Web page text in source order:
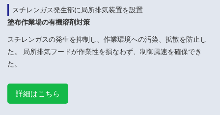
スチレンガス発生部に局所排気装置を設置
塗布作業場の有機溶剤対策
スチレンガスの発生を抑制し、作業環境への汚染、拡散を防止し
た。 局所排気フードが作業性を損なわず、制御風速を確保でき
た。
詳細はこちら